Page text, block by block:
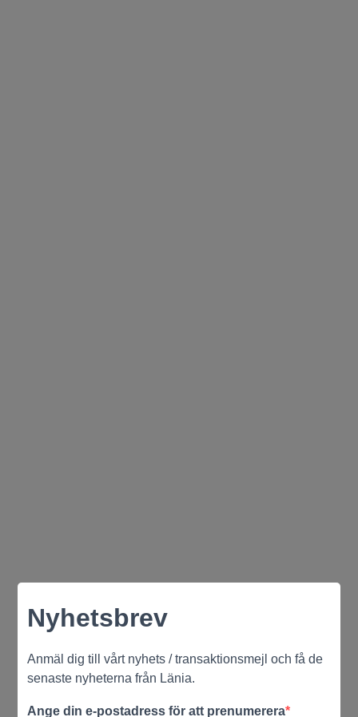
Nyhetsbrev
Anmäl dig till vårt nyhets / transaktionsmejl och få de
senaste nyheterna från Länia.
Ange din e-postadress för att prenumerera